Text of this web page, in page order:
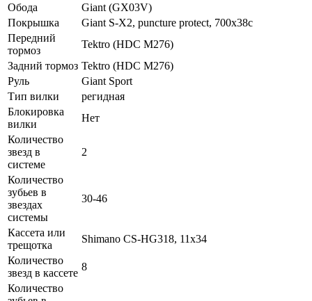
Обода
Giant (GX03V)
Покрышка
Giant S-X2, puncture protect, 700x38c
Передний
тормоз
Tektro (HDC M276)
Задний тормоз Tektro (HDC M276)
Руль
Giant Sport
Тип вилки
регидная
Блокировка
вилки
Нет
Количество
звезд в
системе
2
Количество
зубьев в
звездах
системы
30-46
Кассета или
трещотка
Shimano CS-HG318, 11x34
Количество
звезд в кассете
8
Количество